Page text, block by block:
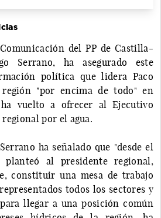
del PP de Castilla-
Serrano, ha asegurado este
política que lidera Paco
"por encima de todo" en
vuelto a ofrecer al Ejecutivo
por el agua.
ha señalado que "desde el
al presidente regional,
constituir una mesa de trabajo
todos los sectores y
llegar a una posición común